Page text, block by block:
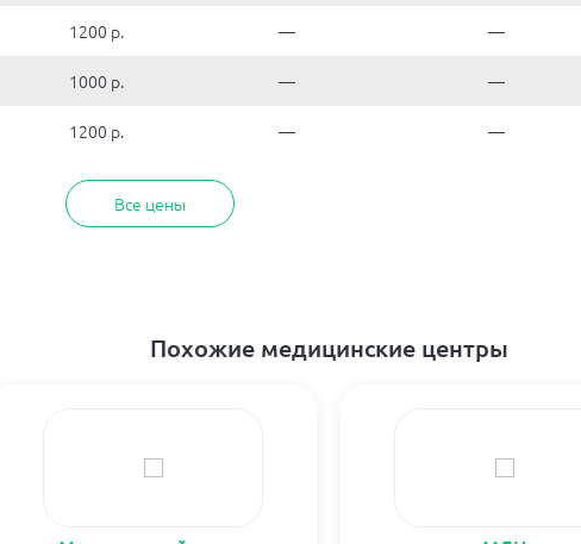
1200 р. — —
1000 р. — —
1200 р. — —
Все цены
Похожие медицинские центры